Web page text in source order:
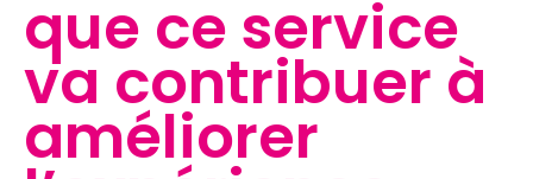
que ce service
va contribuer à
améliorer